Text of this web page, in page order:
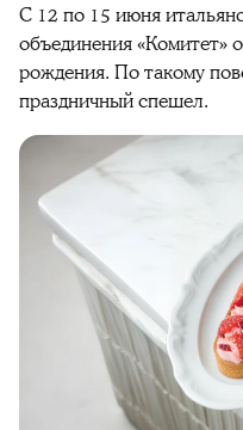
С 12 по 15 июня
объединения «‎Комитет»‎
рождения. По такому
праздничный спешел.